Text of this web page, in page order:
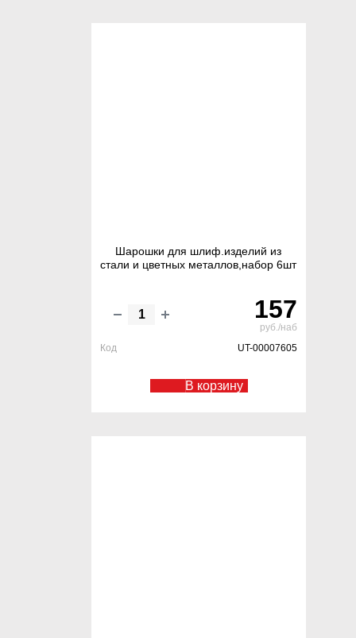
Шарошки для шлиф.изделий из
стали и цветных металлов,набор 6шт
157
руб./наб
Код
UT-00007605
В корзину